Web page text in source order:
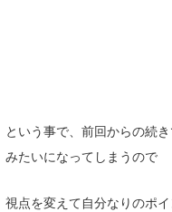
という事で、前回からの続
みたいになってしまうので
視点を変えて自分なりのポイ
まっきー